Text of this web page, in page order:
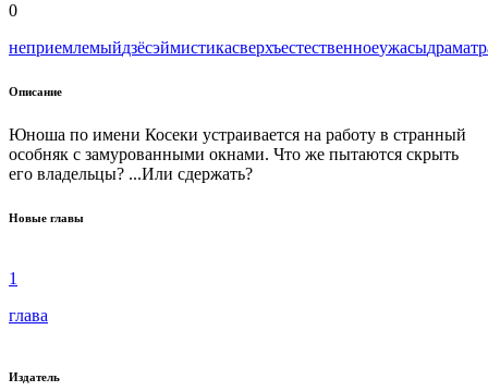
0
неприемлемыйдзёсэймистикасверхъестественноеужасыдрама
Описание
Юноша по имени Косеки устраивается на работу в странный
особняк с замурованными окнами. Что же пытаются скрыть
его владельцы? ...Или сдержать?
Новые главы
1
глава
Издатель